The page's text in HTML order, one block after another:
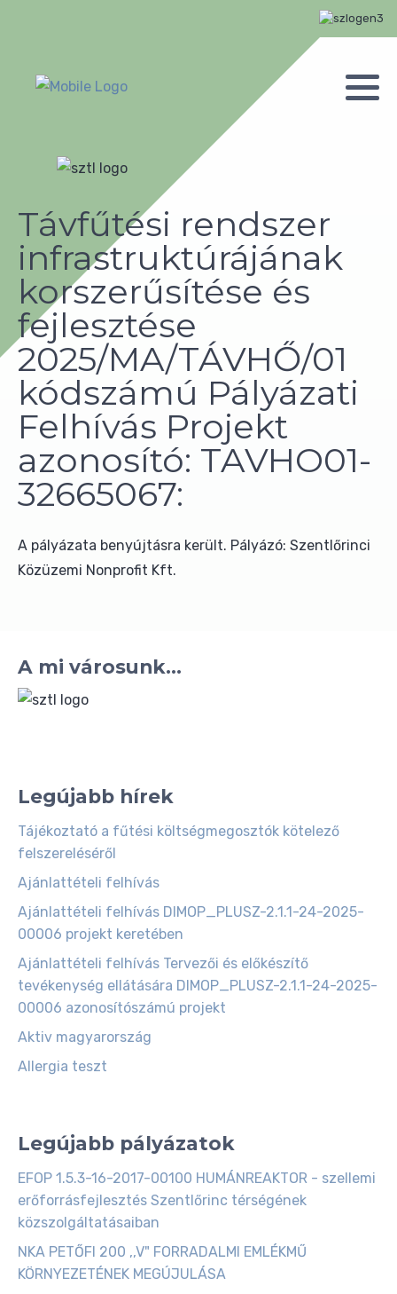
Távfűtési rendszer
infrastruktúrájának
korszerűsítése és
fejlesztése
2025/MA/TÁVHŐ/01
kódszámú Pályázati
Felhívás Projekt
azonosító: TAVHO01-
32665067:
A pályázata benyújtásra került. Pályázó: Szentlőrinci
Közüzemi Nonprofit Kft.
A mi városunk...
Legújabb hírek
Tájékoztató a fűtési költségmegosztók kötelező
felszereléséről
Ajánlattételi felhívás
Ajánlattételi felhívás DIMOP_PLUSZ-2.1.1-24-2025-
00006 projekt keretében
Ajánlattételi felhívás Tervezői és előkészítő
tevékenység ellátására DIMOP_PLUSZ-2.1.1-24-2025-
00006 azonosítószámú projekt
Aktiv magyarország
Allergia teszt
Legújabb pályázatok
EFOP 1.5.3-16-2017-00100 HUMÁNREAKTOR - szellemi
erőforrásfejlesztés Szentlőrinc térségének
közszolgáltatásaiban
NKA PETŐFI 200 ,,V" FORRADALMI EMLÉKMŰ
KÖRNYEZETÉNEK MEGÚJULÁSA